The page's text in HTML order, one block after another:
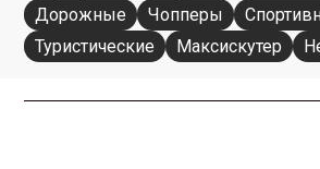
Дорожные
Чопперы
Туристические
Максискутер